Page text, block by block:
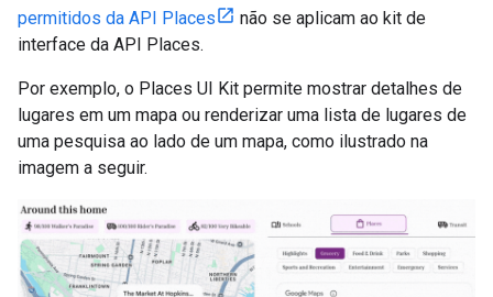
permitidos da API Places
não se aplicam ao kit de
interface da API Places.
Por exemplo, o Places UI Kit permite mostrar detalhes de
lugares em um mapa ou renderizar uma lista de lugares de
uma pesquisa ao lado de um mapa, como ilustrado na
imagem a seguir.